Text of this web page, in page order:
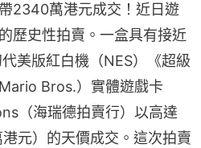
2340萬港元成交！近日遊
歷史性拍賣。一盒具有接近
美版紅白機（NES）《超級
Bros.）實體遊戲卡
（海瑞德拍賣行）以高達
元）的天價成交。這次拍賣